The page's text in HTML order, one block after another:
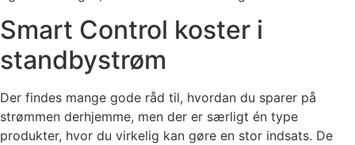
Smart Control koster i
standbystrøm
Der findes mange gode råd til, hvordan du sparer på
strømmen derhjemme, men der er særligt én type
produkter, hvor du virkelig kan gøre en stor indsats. De